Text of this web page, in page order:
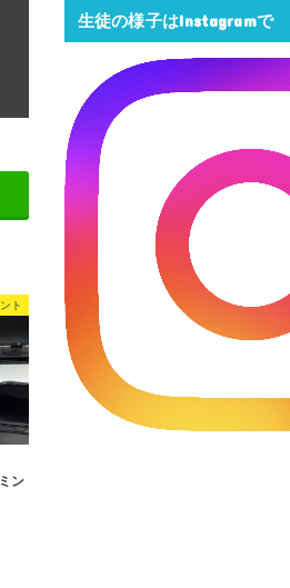
ト
ン
生徒の様子はInstagramで